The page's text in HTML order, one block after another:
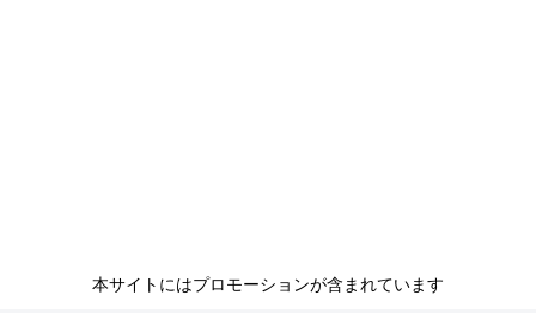
本サイトにはプロモーションが含まれています